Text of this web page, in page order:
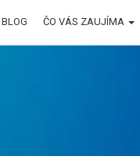
BLOG ČO VÁS ZAUJÍMA